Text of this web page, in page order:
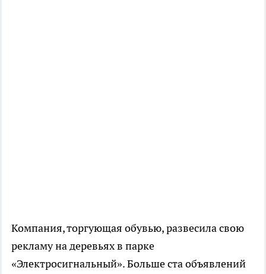
Компания, торгующая обувью, развесила свою
рекламу на деревьях в парке
«Электросигнальный». Больше ста объявлений